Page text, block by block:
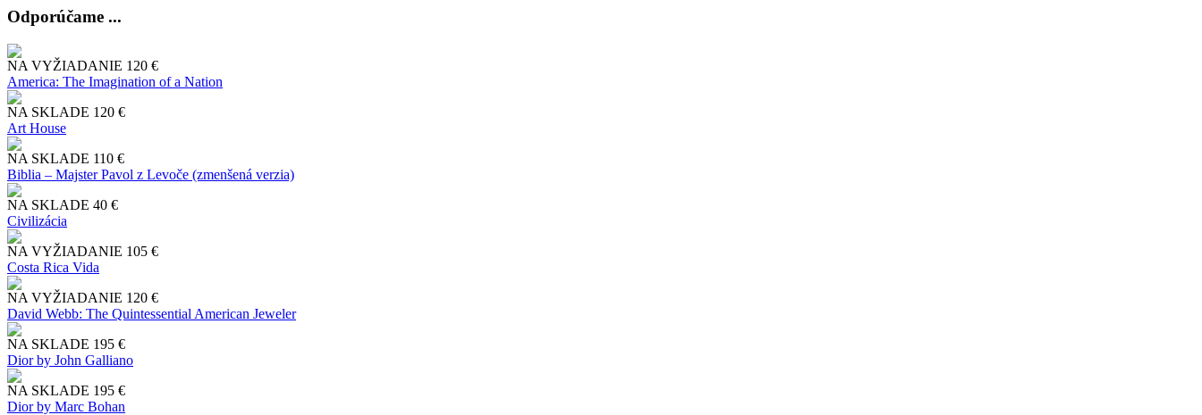
Odporúčame ...
NA VYŽIADANIE 120 €
America: The Imagination of a Nation
NA SKLADE 120 €
Art House
NA SKLADE 110 €
Biblia – Majster Pavol z Levoče (zmenšená verzia)
NA SKLADE 40 €
Civilizácia
NA VYŽIADANIE 105 €
Costa Rica Vida
NA VYŽIADANIE 120 €
David Webb: The Quintessential American Jeweler
NA SKLADE 195 €
Dior by John Galliano
NA SKLADE 195 €
Dior by Marc Bohan